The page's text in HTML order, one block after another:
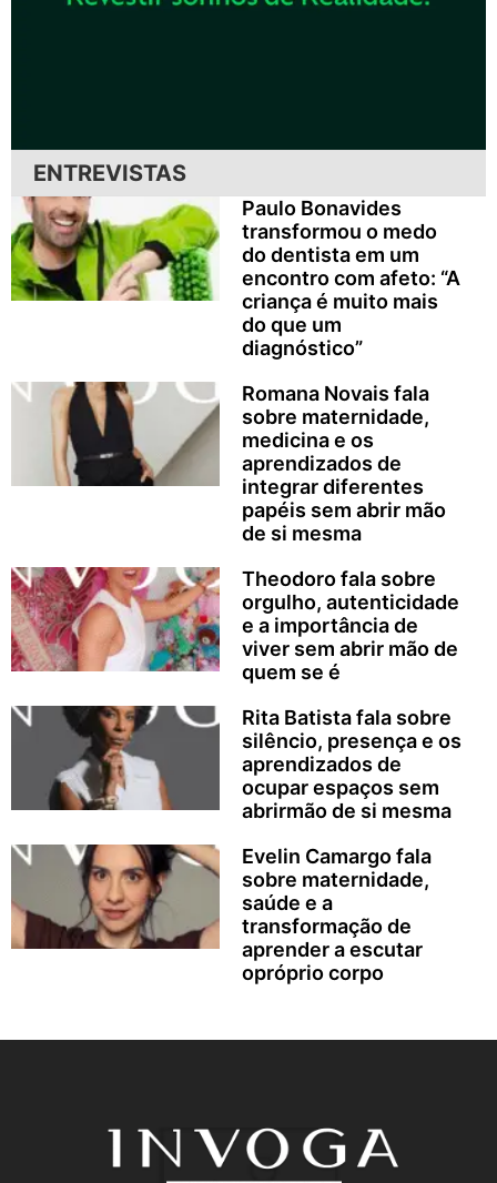
ENTREVISTAS
Paulo Bonavides
transformou o medo
do dentista em um
encontro com afeto: “A
criança é muito mais
do que um
diagnóstico”
Romana Novais fala
sobre maternidade,
medicina e os
aprendizados de
integrar diferentes
papéis sem abrir mão
de si mesma
Theodoro fala sobre
orgulho, autenticidade
e a importância de
viver sem abrir mão de
quem se é
Rita Batista fala sobre
silêncio, presença e os
aprendizados de
ocupar espaços sem
abrirmão de si mesma
Evelin Camargo fala
sobre maternidade,
saúde e a
transformação de
aprender a escutar
opróprio corpo